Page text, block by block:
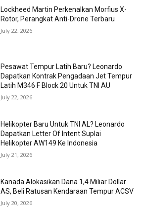
Lockheed Martin Perkenalkan Morfius X-
Rotor, Perangkat Anti-Drone Terbaru
July 22, 2026
Pesawat Tempur Latih Baru? Leonardo
Dapatkan Kontrak Pengadaan Jet Tempur
Latih M346 F Block 20 Untuk TNI AU
July 22, 2026
Helikopter Baru Untuk TNI AL? Leonardo
Dapatkan Letter Of Intent Suplai
Helikopter AW149 Ke Indonesia
July 21, 2026
Kanada Alokasikan Dana 1,4 Miliar Dollar
AS, Beli Ratusan Kendaraan Tempur ACSV
July 20, 2026